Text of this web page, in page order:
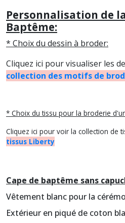
Personnalisation de
Baptême:
* Choix du dessin à broder:
Cliquez ici pour visualiser les
collection des motifs de
* Choix du tissu pour la broderie
Cliquez ici pour voir la collection de
tissus Liberty
Cape de baptême sans
Vêtement blanc pour la
Extérieur en piqué de coton